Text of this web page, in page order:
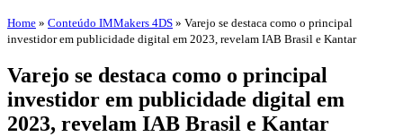
Home » Conteúdo IMMakers 4DS » Varejo se destaca como o principal
investidor em publicidade digital em 2023, revelam IAB Brasil e Kantar
Varejo se destaca como o principal
investidor em publicidade digital em
2023, revelam IAB Brasil e Kantar